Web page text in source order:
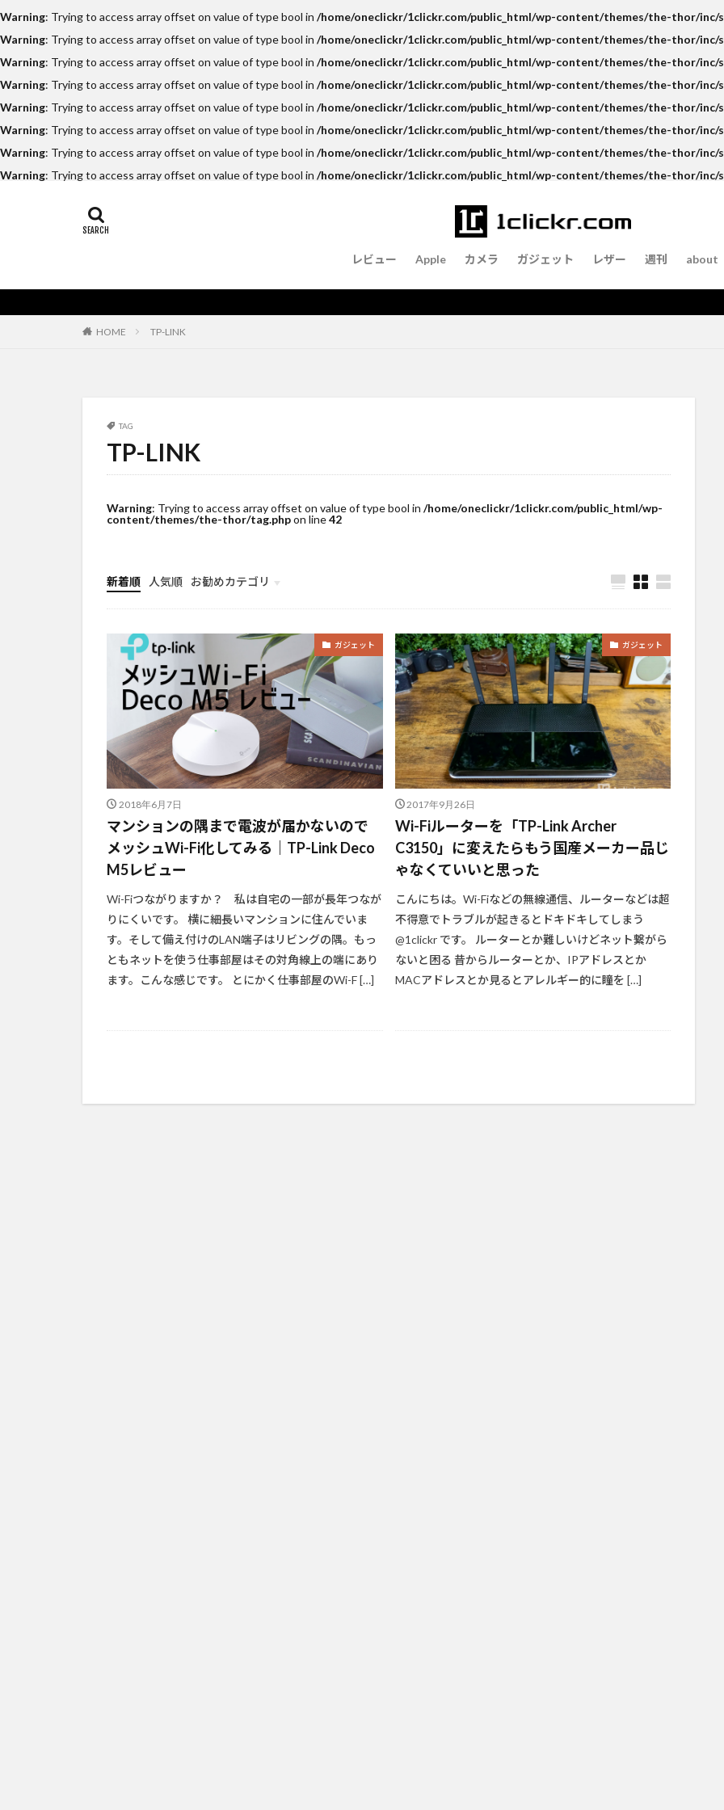
Warning: Trying to access array offset on value of type bool in /home/oneclickr/1clickr.com/public_html/wp-content/themes/the-thor/inc/
Warning: Trying to access array offset on value of type bool in /home/oneclickr/1clickr.com/public_html/wp-content/themes/the-thor/inc/
Warning: Trying to access array offset on value of type bool in /home/oneclickr/1clickr.com/public_html/wp-content/themes/the-thor/inc/
Warning: Trying to access array offset on value of type bool in /home/oneclickr/1clickr.com/public_html/wp-content/themes/the-thor/inc/
Warning: Trying to access array offset on value of type bool in /home/oneclickr/1clickr.com/public_html/wp-content/themes/the-thor/inc/
Warning: Trying to access array offset on value of type bool in /home/oneclickr/1clickr.com/public_html/wp-content/themes/the-thor/inc/
Warning: Trying to access array offset on value of type bool in /home/oneclickr/1clickr.com/public_html/wp-content/themes/the-thor/inc/
Warning: Trying to access array offset on value of type bool in /home/oneclickr/1clickr.com/public_html/wp-content/themes/the-thor/inc/
レビュー Apple カメラ ガジェット レザー 週刊 about
HOME TP-LINK
TAG
TP-LINK
Warning: Trying to access array offset on value of type bool in /home/oneclickr/1clickr.com/public_html/wp-
content/themes/the-thor/tag.phpon line42
新着順 人気順
お勧めカテゴリ
未分類
ガジェット
2018年6月7日
マンションの隅まで電波が届かないので
メッシュWi-Fi化してみる｜TP-Link Deco
M5レビュー
Wi-Fiつながりますか？ 私は自宅の一部が長年つなが
りにくいです。 横に細長いマンションに住んでいま
す。そして備え付けのLAN端子はリビングの隅。もっ
ともネットを使う仕事部屋はその対角線上の端にあり
ます。こんな感じです。 とにかく仕事部屋のWi-F […]
ガジェット
2017年9月26日
Wi-Fiルーターを「TP-Link Archer
C3150」に変えたらもう国産メーカー品じ
ゃなくていいと思った
こんにちは。Wi-Fiなどの無線通信、ルーターなどは超
不得意でトラブルが起きるとドキドキしてしまう
@1clickr です。 ルーターとか難しいけどネット繋がら
ないと困る 昔からルーターとか、IPアドレスとか
MACアドレスとか見るとアレルギー的に瞳を […]